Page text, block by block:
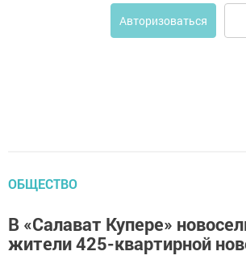
Авторизоваться
ОБЩЕСТВО
В «Салават Купере»
жители 425-квартирной